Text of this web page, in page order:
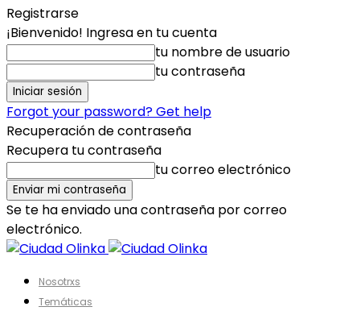
Registrarse
¡Bienvenido! Ingresa en tu cuenta
tu nombre de usuario
tu contraseña
Forgot your password? Get help
Recuperación de contraseña
Recupera tu contraseña
tu correo electrónico
Se te ha enviado una contraseña por correo
electrónico.
Nosotrxs
Temáticas